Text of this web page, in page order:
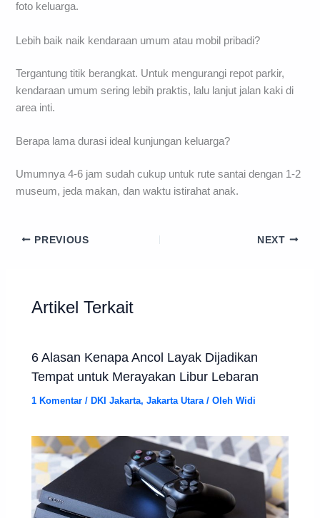
foto keluarga.
Lebih baik naik kendaraan umum atau mobil pribadi?
Tergantung titik berangkat. Untuk mengurangi repot parkir,
kendaraan umum sering lebih praktis, lalu lanjut jalan kaki di
area inti.
Berapa lama durasi ideal kunjungan keluarga?
Umumnya 4-6 jam sudah cukup untuk rute santai dengan 1-2
museum, jeda makan, dan waktu istirahat anak.
PREVIOUS NEXT
Artikel Terkait
6 Alasan Kenapa Ancol Layak Dijadikan
Tempat untuk Merayakan Libur Lebaran
1 Komentar /DKI Jakarta,Jakarta Utara / OlehWidi